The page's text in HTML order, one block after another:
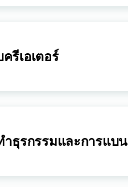
รีเอเตอร์
ำธุรกรรมและการแบน